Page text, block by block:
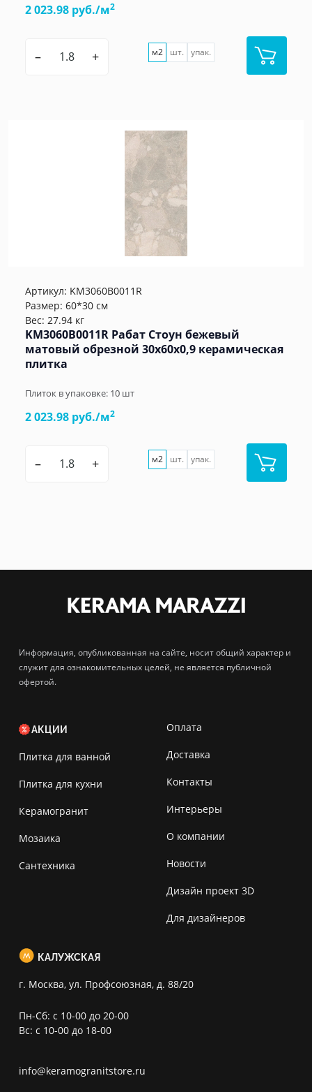
2 023.98 руб./м2
– + м2 шт. упак.
Артикул: KM3060B0011R
Размер: 60*30 см
Вес: 27.94 кг
KM3060B0011R Рабат Стоун бежевый
матовый обрезной 30x60x0,9 керамическая
плитка
Плиток в упаковке: 10 шт
2 023.98 руб./м2
– + м2 шт. упак.
Информация, опубликованная на сайте, носит общий характер и
служит для ознакомительных целей, не является публичной
офертой.
АКЦИИ
Плитка для ванной
Плитка для кухни
Керамогранит
Мозаика
Сантехника
Оплата
Доставка
Контакты
Интерьеры
О компании
Новости
Дизайн проект 3D
Для дизайнеров
КАЛУЖСКАЯ
г. Москва, ул. Профсоюзная, д. 88/20
Пн-Сб: с 10-00 до 20-00
Вс: с 10-00 до 18-00
info@keramogranitstore.ru